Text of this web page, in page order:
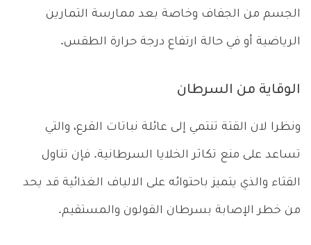
الجسم من الجفاف وخاصة بعد ممارسة التمارين
الرياضية أو في حالة ارتفاع درجة حرارة الطقس.
الوقاية من السرطان
ونظرا لان القتة تنتمي إلى عائلة نباتات القرع، والتي
تساعد على منع تكاثر الخلايا السرطانية. فإن تناول
القثاء والذي يتميز باحتوائه على الالياف الغذائية قد يحد
من خطر الإصابة بسرطان القولون والمستقيم.